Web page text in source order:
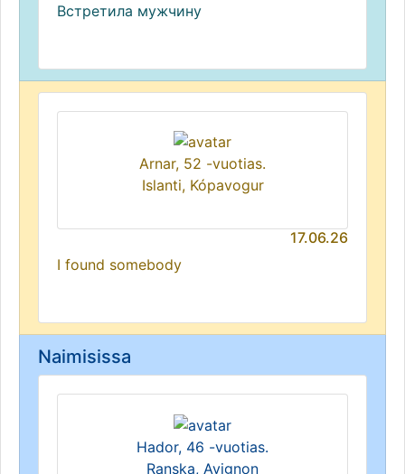
Встретила мужчину
Arnar, 52 -vuotias.
Islanti, Kópavogur
17.06.26
I found somebody
Naimisissa
Hador, 46 -vuotias.
Ranska, Avignon